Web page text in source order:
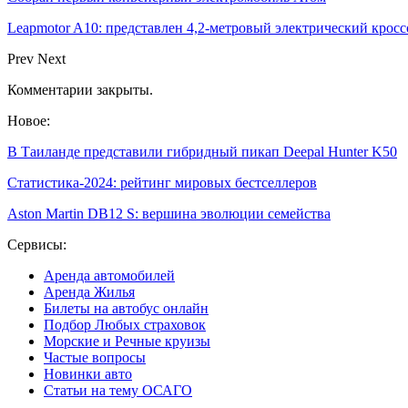
Leapmotor A10: представлен 4,2-метровый электрический
Prev Next
Комментарии закрыты.
Новое:
В Таиланде представили гибридный пикап Deepal Hunter K50
Статистика-2024: рейтинг мировых бестселлеров
Aston Martin DB12 S: вершина эволюции семейства
Сервисы:
Аренда автомобилей
Аренда Жилья
Билеты на автобус онлайн
Подбор Любых страховок
Морские и Речные круизы
Частые вопросы
Новинки авто
Статьи на тему ОСАГО